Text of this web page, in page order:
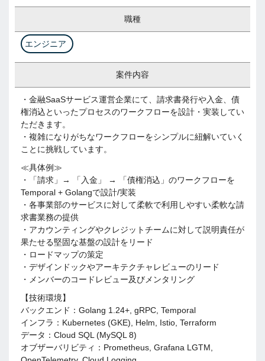
職種
エンジニア
案件内容
・金融SaaSサービス運営企業にて、請求書発行や入金、債
権消込といったプロセスのワークフローを設計・実装してい
ただきます。
・複雑になりがちなワークフローをシンプルに紐解いていく
ことに挑戦しています。
≪具体例≫
・「請求」→ 「入金」 → 「債権消込」のワークフローを
Temporal +​ Golangで設計/実装
・各事業部のサービスに対して柔軟で利用しやすい柔軟な請
求書業務の提供
・アカウンティングやクレジットチームに対して説明責任が
果たせる堅固な基盤の設計をリード
・ロードマップの策定
・デザインドックやアーキテクチャレビューのリード
・メンバーのコードレビュー及びメンタリング
【技術環境】
バックエンド：Golang 1.​24+​, gRPC, Temporal
インフラ：Kubernetes (GKE)​, Helm, Istio, Terraform
データ：Cloud SQL (MySQL 8)​
オブザーバリビティ：Prometheus, Grafana LGTM,